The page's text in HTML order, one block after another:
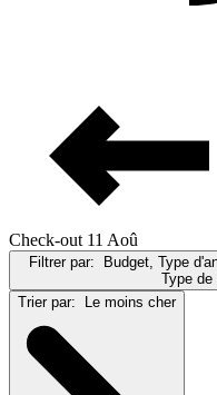
Check-out 11 Aoû
Filtrer par: Budget, Type
Type de
Trier par: Le moins cher